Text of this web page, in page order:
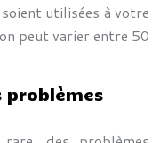
utilisées à votre
peut varier entre 50